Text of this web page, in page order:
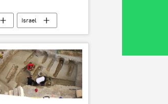
Israel